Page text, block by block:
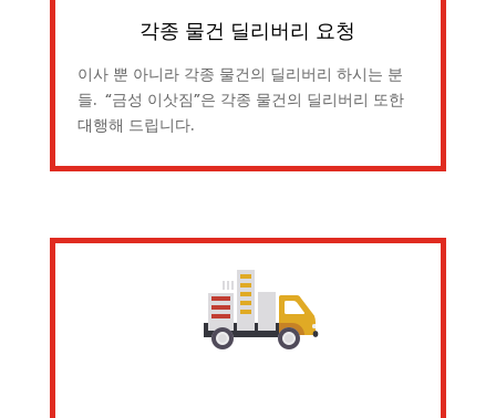
각종 물건 딜리버리 요청
이사 뿐 아니라 각종 물건의 딜리버리 하시는 분
들. “금성 이삿짐”은 각종 물건의 딜리버리 또한
대행해 드립니다.